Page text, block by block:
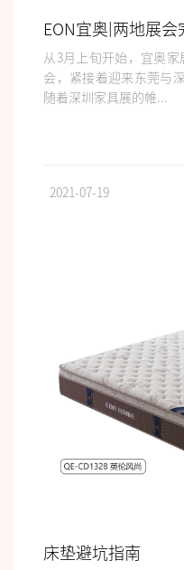
从3月上旬开始，宜奥
会，紧接着迎来东莞与
随着深圳家具展的帷...
2021-07-19
床垫避坑指南